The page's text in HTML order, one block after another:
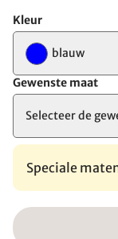
Kleur
blauw
Gewenste maat
Selecteer de
Speciale